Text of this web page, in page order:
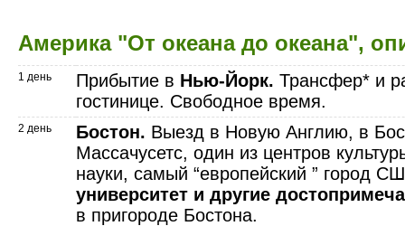
Америка "От океана до океана",
1 день Прибытие в Нью-Йорк. Трансфер* и
гостинице. Свободное время.
2 день Бостон. Выезд в Новую Англию, в
Массачусетс, один из центров
науки, самый “европейский ” город
университет и другие
в пригороде Бостона.